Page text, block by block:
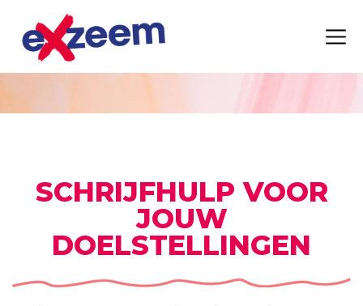
SCHRIJFHULP VOOR
JOUW
DOELSTELLINGEN